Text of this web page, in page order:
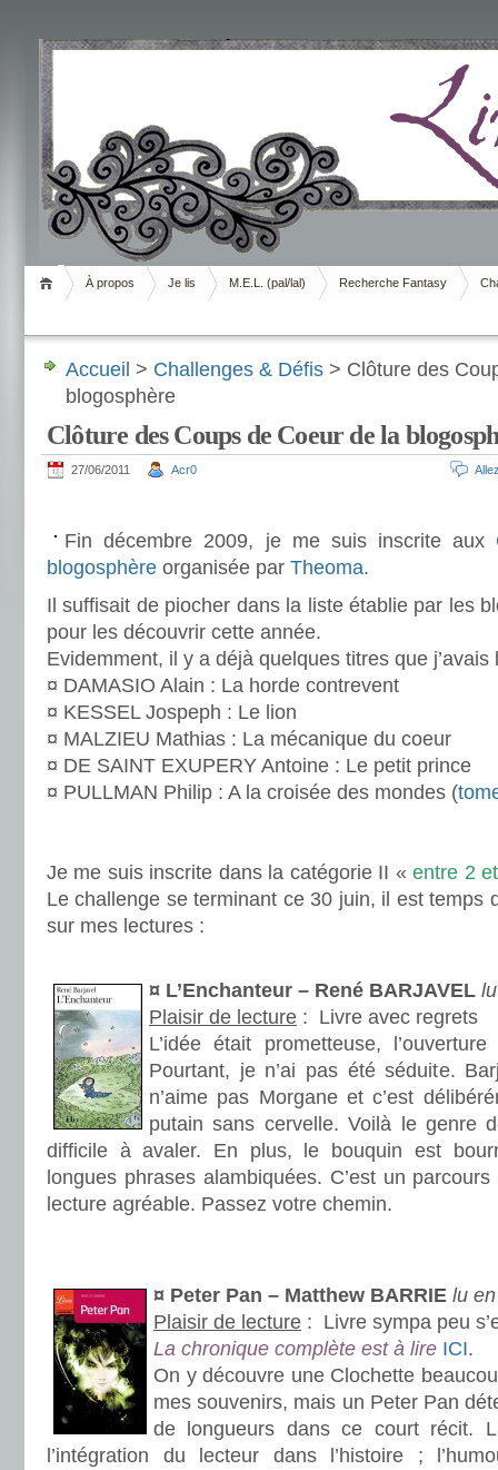
Livrement
À propos Je lis M.E.L. (pal/lal) Recherche Fantasy
Accueil > Challenges & Défis > Clôture des
blogosphère
Clôture des Coups de Coeur de la
27/06/2011 Acr0
Fin décembre 2009, je me suis inscrite aux
blogosphère organisée par Theoma.
Il suffisait de piocher dans la liste établie par les
pour les découvrir cette année.
Evidemment, il y a déjà quelques titres que
¤ DAMASIO Alain : La horde contrevent
¤ KESSEL Jospeph : Le lion
¤ MALZIEU Mathias : La mécanique du coeur
¤ DE SAINT EXUPERY Antoine : Le petit prince
¤ PULLMAN Philip : A la croisée des mondes (
Je me suis inscrite dans la catégorie II «entre 2
Le challenge se terminant ce 30 juin, il est temps
sur mes lectures :
¤ L’Enchanteur – René BARJAVEL
Plaisir de lecture : Livre avec regrets
L’idée était prometteuse,
Pourtant, je n’ai pas été séduite.
n’aime pas Morgane et c’est
putain sans cervelle. Voilà le genre
difficile à avaler. En plus, le bouquin est
longues phrases alambiquées. C’est un
lecture agréable. Passez votre chemin.
¤ Peter Pan – Matthew BARRIE lu
Plaisir de lecture : Livre sympa peu
La chronique complète est à lire ICI.
On y découvre une Clochette
mes souvenirs, mais un Peter Pan
de longueurs dans ce court récit.
l’intégration du lecteur dans l’histoire ;